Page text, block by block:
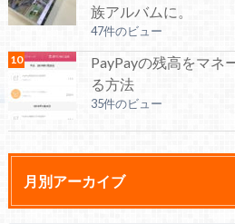
族アルバムに。
47件のビュー
PayPayの残高をマネ
る方法
35件のビュー
月別アーカイブ